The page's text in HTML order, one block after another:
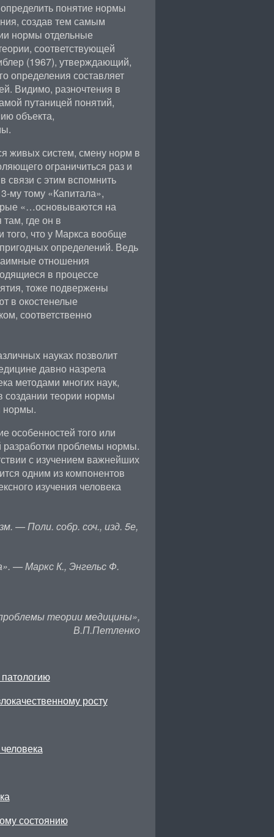
понятие нормы
создав тем самым
нормы отдельные
соответствующей
(1967), утверждающий,
определения составляет
Видимо, разночтения в
путаницей понятий,
объекта,
живых систем, смену норм в
ограничиться раз и
связи с этим вспомнить
му тому «Капитала»,
«…основываются на
где он в
того, что у Маркса вообще
определений. Ведь
отношения
в процессе
тоже подвержены
в окостенелые
соответственно
науках позволит
давно назрела
методами многих наук,
создании теории нормы
нормы.
особенностей того или
разработки проблемы нормы.
с изучением важнейших
одним из компонентов
изучения человека
— Поли. собр. соч., изд. 5е,
— Маркс К., Энгельс Ф.
теории медицины»,
В.П.Петленко
росту
состоянию